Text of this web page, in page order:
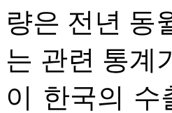
량은 전년 동
는 관련 통계
이 한국의 수